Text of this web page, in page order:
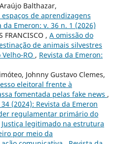
Balthazar,
de aprendizagens
da Emeron: v. 36 n. 1 (2026)
FRANCISCO , A omissão do
de animais silvestres
RO , Revista da Emeron:
Johnny Gustavo Clemes,
eleitoral frente à
fomentada pelas fake news ,
(2024): Revista da Emeron
regulamentar primário do
legitimado na estrutura
por meio da